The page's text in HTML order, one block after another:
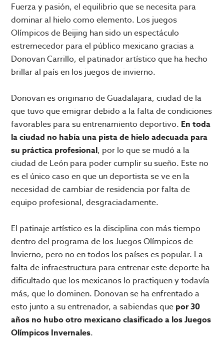
Fuerza y pasión, el equilibrio que se necesita para
dominar al hielo como elemento. Los juegos
Olímpicos de Beijing han sido un espectáculo
estremecedor para el público mexicano gracias a
Donovan Carrillo, el patinador artístico que ha hecho
brillar al país en los juegos de invierno.
Donovan es originario de Guadalajara, ciudad de la
que tuvo que emigrar debido a la falta de condiciones
favorables para su entrenamiento deportivo. En toda
la ciudad no había una pista de hielo adecuada para
su práctica profesional, por lo que se mudó a la
ciudad de León para poder cumplir su sueño. Este no
es el único caso en que un deportista se ve en la
necesidad de cambiar de residencia por falta de
equipo profesional, desgraciadamente.
El patinaje artístico es la disciplina con más tiempo
dentro del programa de los Juegos Olímpicos de
Invierno, pero no en todos los países es popular. La
falta de infraestructura para entrenar este deporte ha
dificultado que los mexicanos lo practiquen y todavía
más, que lo dominen. Donovan se ha enfrentado a
esto junto a su entrenador, a sabiendas que por 30
años no hubo otro mexicano clasificado a los Juegos
Olímpicos Invernales.